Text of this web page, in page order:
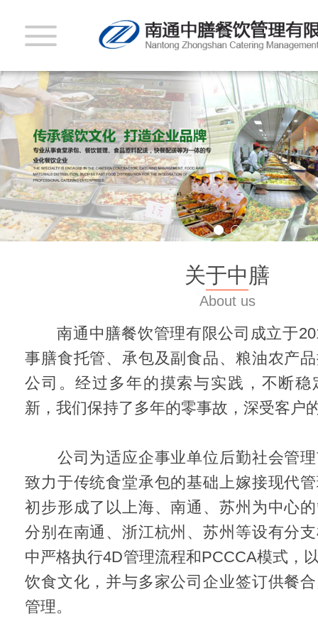
关于中膳
About us
南通中膳餐饮管理有限公司成立于
事膳食托管、承包及副食品、粮油农产
公司。经过多年的摸索与实践，不断稳
新，我们保持了多年的零事故，深受客户
公司为适应企事业单位后勤社会管理
致力于传统食堂承包的基础上嫁接现代
初步形成了以上海、南通、苏州为中心
分别在南通、浙江杭州、苏州等设有分
中严格执行4D管理流程和PCCCA模式，
饮食文化，并与多家公司企业签订供餐
管理。